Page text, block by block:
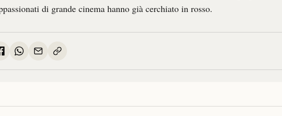
di grande cinema hanno già cerchiato in rosso.